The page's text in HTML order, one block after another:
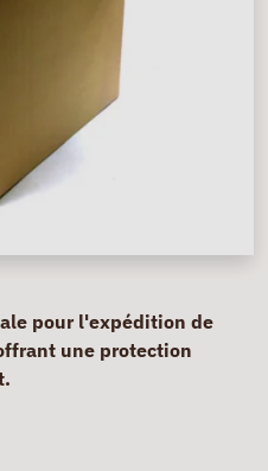
pour l'expédition de
une protection